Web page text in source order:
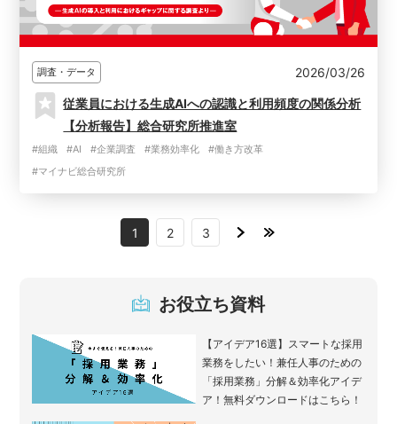
調査・データ 2026/03/26
従業員における生成AIへの認識と利用頻度の関係分析
【分析報告】総合研究所推進室
#組織 #AI #企業調査 #業務効率化
#働き方改革
#マイナビ総合研究所
1 2 3
お役立ち資料
【アイデア16選】スマートな採用
業務をしたい！兼任人事のための
「採用業務」分解＆効率化アイデ
ア！無料ダウンロードはこちら！